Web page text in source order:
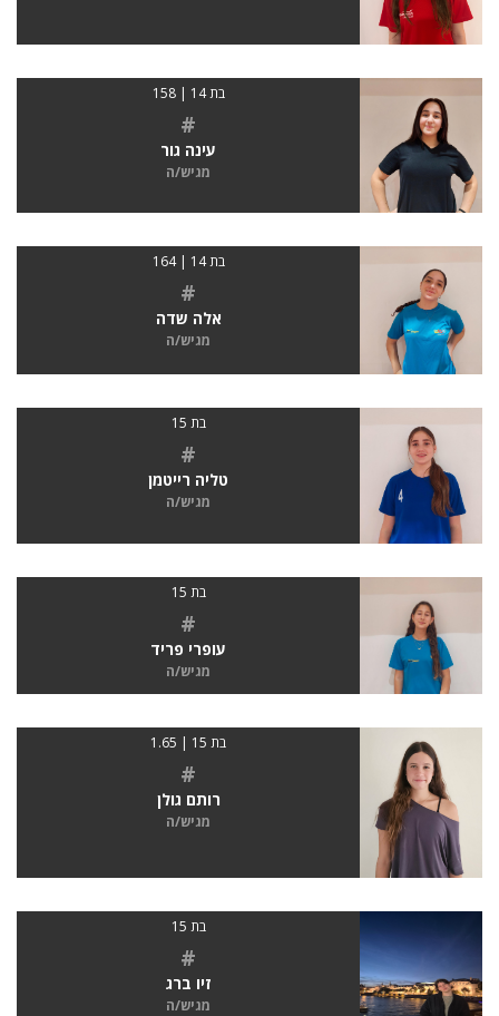
בת 14 | 158
#
עינה גור
מגיש/ה
בת 14 | 164
#
אלה שדה
מגיש/ה
בת 15
#
טליה רייטמן
מגיש/ה
בת 15
#
עופרי פריד
מגיש/ה
בת 15 | 1.65
#
רותם גולן
מגיש/ה
בת 15
#
זיו ברג
מגיש/ה